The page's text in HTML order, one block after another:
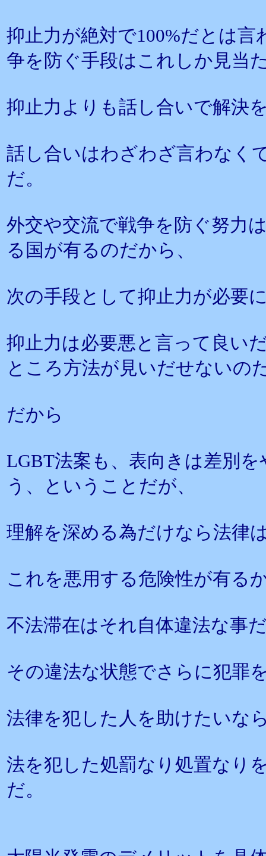
抑止力が絶対で100%だとは
争を防ぐ手段はこれしか見当
抑止力よりも話し合いで解決
話し合いはわざわざ言わなく
だ。
外交や交流で戦争を防ぐ努力
る国が有るのだから、
次の手段として抑止力が必要
抑止力は必要悪と言って良い
ところ方法が見いだせないの
だから
LGBT法案も、表向きは差別
う、ということだが、
理解を深める為だけなら法律
これを悪用する危険性が有る
不法滞在はそれ自体違法な事
その違法な状態でさらに犯罪
法律を犯した人を助けたいな
法を犯した処罰なり処置なり
だ。